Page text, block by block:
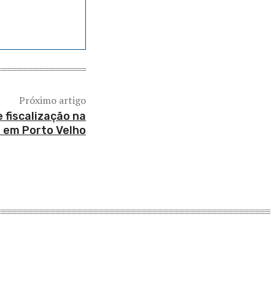
Próximo artigo
fiscalização na
Porto Velho